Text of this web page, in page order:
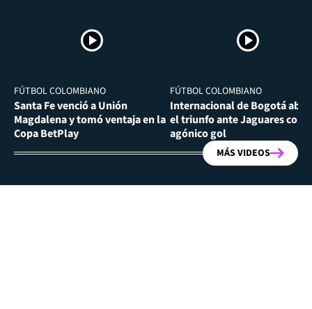
FÚTBOL COLOMBIANO
Santa Fe venció a Unión
Magdalena y tomó ventaja en la
Copa BetPlay
FÚTBOL COLOMBIANO
Internacional de Bogotá
el triunfo ante Jaguares con
agónico gol
MÁS VIDEOS